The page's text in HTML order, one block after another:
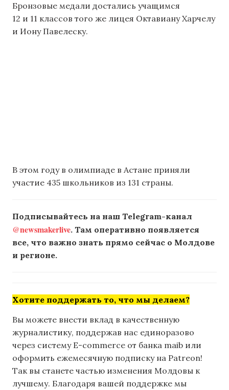
Бронзовые медали достались учащимся
12 и 11 классов того же лицея Октавиану Харчелу
и Иону Павелеску.
В этом году в олимпиаде в Астане приняли
участие 435 школьников из 131 страны.
Подписывайтесь на наш Telegram-канал
@newsmakerlive. Там оперативно появляется
все, что важно знать прямо сейчас о Молдове
и регионе.
Хотите поддержать то, что мы делаем?
Вы можете внести вклад в качественную
журналистику, поддержав нас единоразово
через систему E-commerce от банка maib или
оформить ежемесячную подписку на Patreon!
Так вы станете частью изменения Молдовы к
лучшему. Благодаря вашей поддержке мы